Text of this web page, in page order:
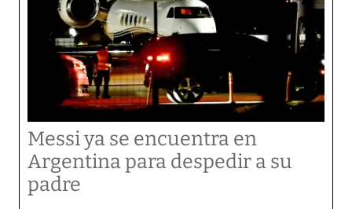
Messi ya se encuentra en
Argentina para despedir a su
padre